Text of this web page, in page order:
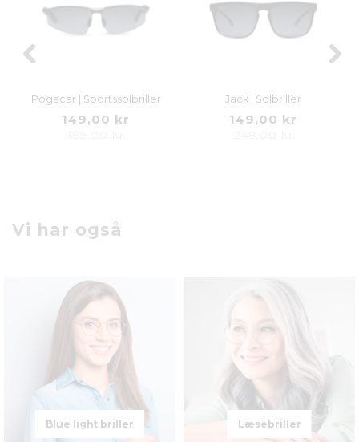
Pogacar | Sportssolbriller
149,00 kr
Jack | Solbriller
149,00 kr
Vi har også
Blue light briller Læsebriller